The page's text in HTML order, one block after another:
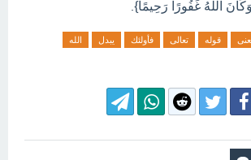
اللَّهُ غَفُورًا رَحِيمًا}.
قوله تعالى فأولئك يبدل
الله